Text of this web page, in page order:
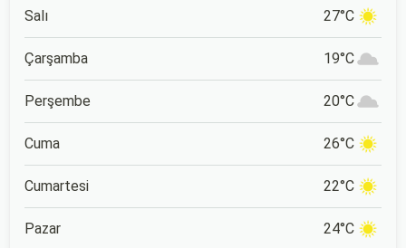
Salı 27°C
Çarşamba 19°C
Perşembe 20°C
Cuma 26°C
Cumartesi 22°C
Pazar 24°C